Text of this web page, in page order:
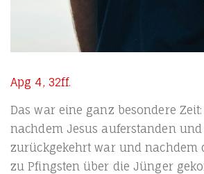
Apg 4, 32ff.
Das war eine ganz beson­de­re
nach­dem Jesus auf­er­stan­den
zurück­ge­kehrt war und nach­dem
zu Pfings­ten über die Jün­ger